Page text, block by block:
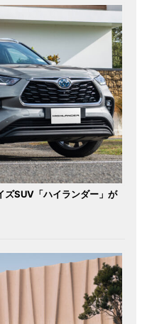
ズSUV「ハイランダー」が